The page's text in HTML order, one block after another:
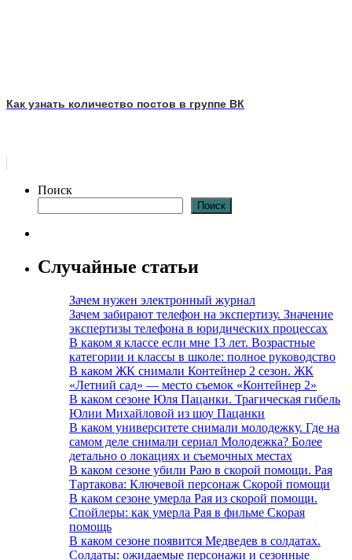
Как узнать количество постов в группе ВК
Поиск
Поиск
Случайные статьи
Зачем нужен электронный журнал
Зачем забирают телефон на экспертизу. Значение
экспертизы телефона в юридических процессах
В каком я классе если мне 13 лет. Возрастные
категории и классы в школе: полное руководство
В каком ЖК снимали Контейнер 2 сезон. ЖК
«Летний сад» — место съемок «Контейнер 2»
В каком сезоне Юля Пацанки. Трагическая гибель
Юлии Михайловой из шоу Пацанки
В каком университете снимали молодежку. Где на
самом деле снимали сериал Молодежка? Более
детально о локациях и съемочных местах
В каком сезоне убили Раю в скорой помощи. Рая
Тартакова: Ключевой персонаж Скорой помощи
В каком сезоне умерла Рая из скорой помощи.
Спойлеры: как умерла Рая в фильме Скорая
помощь
В каком сезоне появится Медведев в солдатах.
Солдаты: ожидаемые персонажи и сезонные